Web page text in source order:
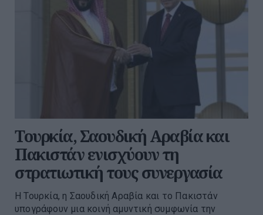
Τουρκία, Σαουδική Αραβία και
Πακιστάν ενισχύουν τη
στρατιωτική τους συνεργασία
Η Τουρκία, η Σαουδική Αραβία και το Πακιστάν
υπογράφουν μια κοινή αμυντική συμφωνία την